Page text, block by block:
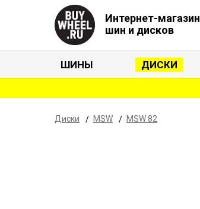
Интернет-магазин
шин и дисков
ШИНЫ ДИСКИ
Диски MSW MSW 82